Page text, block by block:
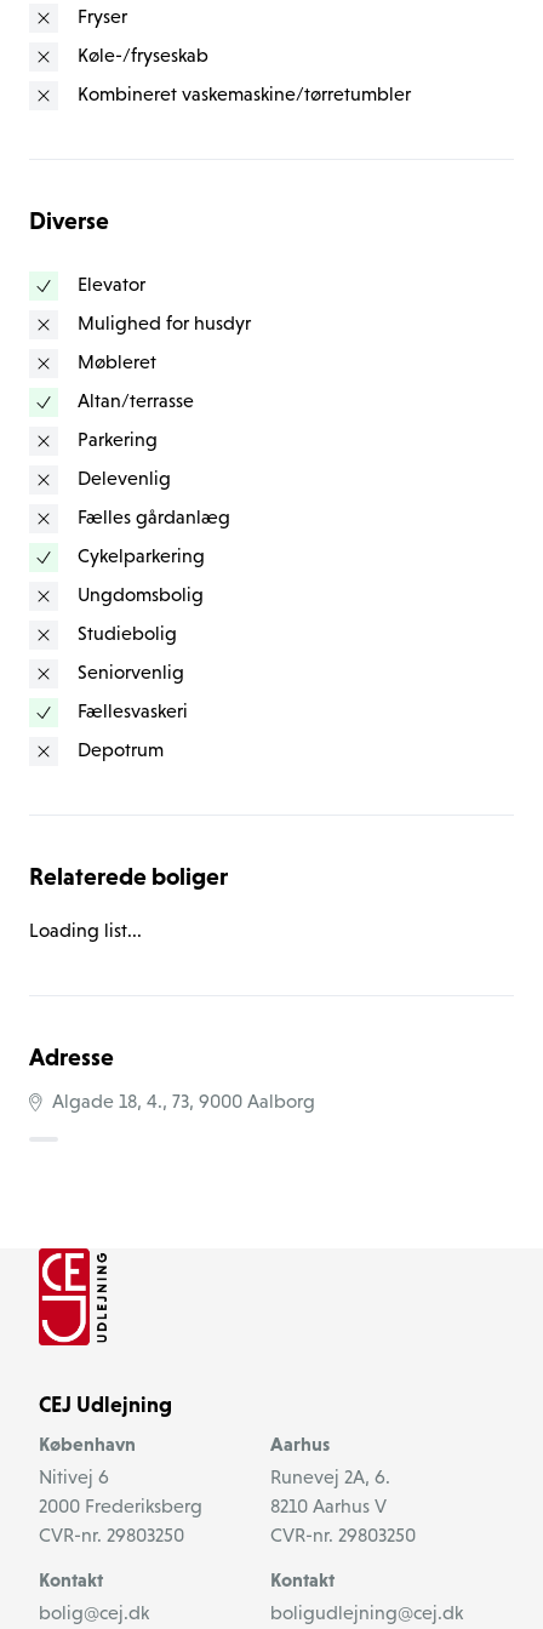
og mailadresse).
Fryser
Køle-/fryseskab
Kombineret vaskemaskine/tørretumbler
Diverse
Elevator
Mulighed for husdyr
Møbleret
Altan/terrasse
Parkering
Delevenlig
Fælles gårdanlæg
Cykelparkering
Ungdomsbolig
Studiebolig
Seniorvenlig
Fællesvaskeri
Depotrum
Relaterede boliger
Loading list...
Adresse
Algade 18, 4., 73, 9000 Aalborg
CEJ Udlejning
København
Nitivej 6
2000 Frederiksberg
CVR-nr. 29803250
Kontakt
bolig@cej.dk
Aarhus
Runevej 2A, 6.
8210 Aarhus V
CVR-nr. 29803250
Kontakt
boligudlejning@cej.dk